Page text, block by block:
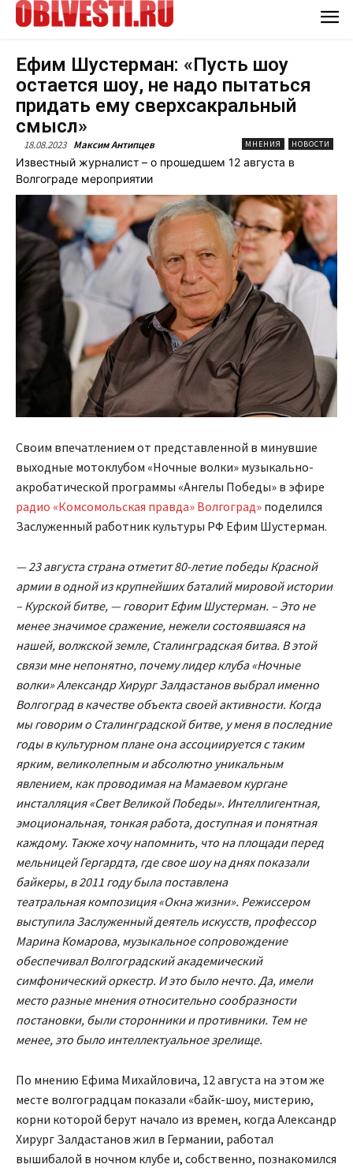
Ефим Шустерман: «Пусть шоу
остается шоу, не надо пытаться
придать ему сверхсакральный
смысл»
18.08.2023 Максим Антипцев МНЕНИЯ НОВОСТИ
Известный журналист – о прошедшем 12 августа в
Волгограде мероприятии
Своим впечатлением от представленной в минувшие
выходные мотоклубом «Ночные волки» музыкально-
акробатической программы «Ангелы Победы» в эфире
радио «Комсомольская правда» Волгоград» поделился
Заслуженный работник культуры РФ Ефим Шустерман.
— 23 августа страна отметит 80-летие победы Красной
армии в одной из крупнейших баталий мировой истории
– Курской битве, — говорит Ефим Шустерман. – Это не
менее значимое сражение, нежели состоявшаяся на
нашей, волжской земле, Сталинградская битва. В этой
связи мне непонятно, почему лидер клуба «Ночные
волки» Александр Хирург Залдастанов выбрал именно
Волгоград в качестве объекта своей активности. Когда
мы говорим о Сталинградской битве, у меня в последние
годы в культурном плане она ассоциируется с таким
ярким, великолепным и абсолютно уникальным
явлением, как проводимая на Мамаевом кургане
инсталляция «Свет Великой Победы». Интеллигентная,
эмоциональная, тонкая работа, доступная и понятная
каждому. Также хочу напомнить, что на площади перед
мельницей Гергардта, где свое шоу на днях показали
байкеры, в 2011 году была поставлена
театральная композиция «Окна жизни». Режиссером
выступила Заслуженный деятель искусств, профессор
Марина Комарова, музыкальное сопровождение
обеспечивал Волгоградский академический
симфонический оркестр. И это было нечто. Да, имели
место разные мнения относительно сообразности
постановки, были сторонники и противники. Тем не
менее, это было интеллектуальное зрелище.
По мнению Ефима Михайловича, 12 августа на этом же
месте волгоградцам показали «байк-шоу, мистерию,
корни которой берут начало из времен, когда Александр
Хирург Залдастанов жил в Германии, работал
вышибалой в ночном клубе и, собственно, познакомился